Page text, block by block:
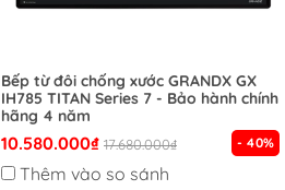
Bếp từ đôi chống xước GRANDX GX
IH785 TITAN Series 7 - Bảo hành chính
hãng 4 năm
10.580.000₫ 17.680.000₫ - 40%
Thêm vào so sánh